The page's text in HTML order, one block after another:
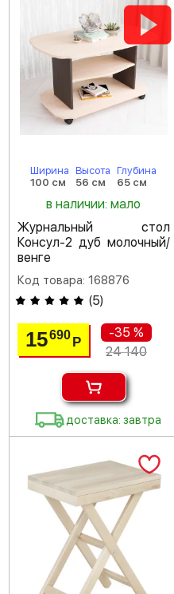
Ширина
100 см
Высота
56 см
Глубина
65 см
в наличии: мало
Журнальный стол
Консул-2 дуб молочный/
венге
Код товара: 168876
(5)
15690Р
-35 %
24 140
доставка: завтра